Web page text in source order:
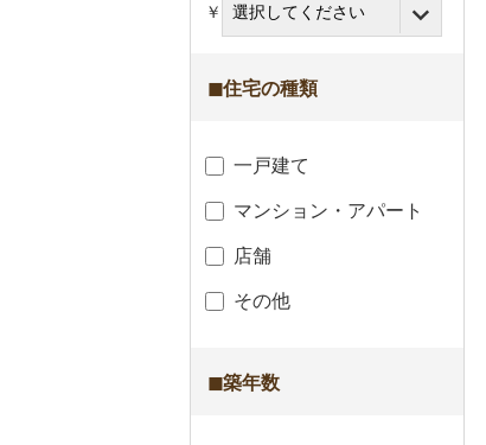
￥
◼︎住宅の種類
一戸建て
マンション・アパート
店舗
その他
◼︎築年数